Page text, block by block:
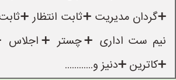
➕گردان مدیریت ➕ثابت انتظار
نیم ست اداری ➕چستر ➕اجلاس
➕کاترین ➕دنیز و............